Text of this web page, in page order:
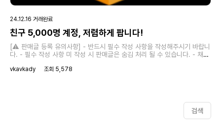
24.12.16 거래완료
친구 5,000명 계정, 저렴하게 팝니다!
[⚠️ 판매글 등록 유의사항] - 반드시 필수 작성 사항을 작성해주시기 바랍니
다. - 필수 작성 사항 미 작성 시 판매글은 숨김 처리 될 수 있습니다. - 채널
정확한 내용을 작성해주시기 바랍니다. [❗필수 작성 사항] 1. 페이지명 : - 2.
vkavkady 조회 5,578
검색